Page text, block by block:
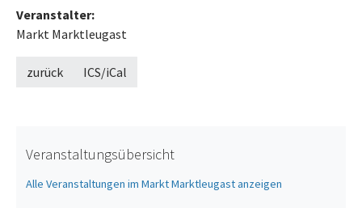
Veranstalter:
Markt Marktleugast
zurück ICS/iCal
Veranstaltungsübersicht
Alle Veranstaltungen im Markt Marktleugast anzeigen